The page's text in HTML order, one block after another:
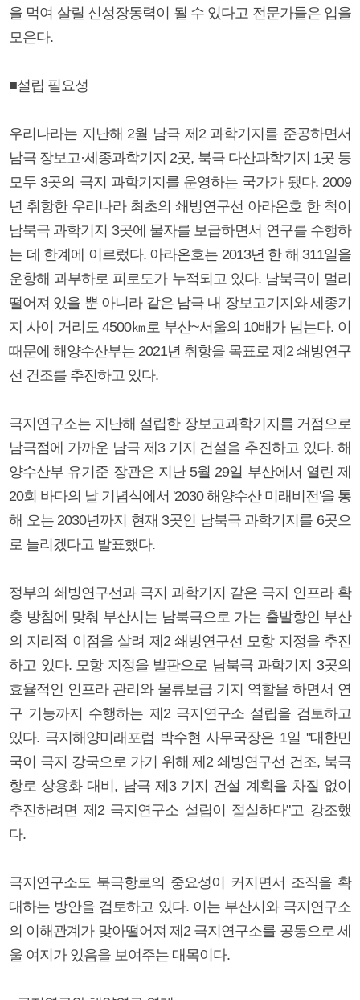
을 먹여 살릴 신성장동력이 될 수 있다고 전문가들은 입을
모은다.
■설립 필요성
우리나라는 지난해 2월 남극 제2 과학기지를 준공하면서
남극 장보고·세종과학기지 2곳, 북극 다산과학기지 1곳 등
모두 3곳의 극지 과학기지를 운영하는 국가가 됐다. 2009
년 취항한 우리나라 최초의 쇄빙연구선 아라온호 한 척이
남북극 과학기지 3곳에 물자를 보급하면서 연구를 수행하
는 데 한계에 이르렀다. 아라온호는 2013년 한 해 311일을
운항해 과부하로 피로도가 누적되고 있다. 남북극이 멀리
떨어져 있을 뿐 아니라 같은 남극 내 장보고기지와 세종기
지 사이 거리도 4500㎞로 부산~서울의 10배가 넘는다. 이
때문에 해양수산부는 2021년 취항을 목표로 제2 쇄빙연구
선 건조를 추진하고 있다.
극지연구소는 지난해 설립한 장보고과학기지를 거점으로
남극점에 가까운 남극 제3 기지 건설을 추진하고 있다. 해
양수산부 유기준 장관은 지난 5월 29일 부산에서 열린 제
20회 바다의 날 기념식에서 '2030 해양수산 미래비전'을 통
해 오는 2030년까지 현재 3곳인 남북극 과학기지를 6곳으
로 늘리겠다고 발표했다.
정부의 쇄빙연구선과 극지 과학기지 같은 극지 인프라 확
충 방침에 맞춰 부산시는 남북극으로 가는 출발항인 부산
의 지리적 이점을 살려 제2 쇄빙연구선 모항 지정을 추진
하고 있다. 모항 지정을 발판으로 남북극 과학기지 3곳의
효율적인 인프라 관리와 물류보급 기지 역할을 하면서 연
구 기능까지 수행하는 제2 극지연구소 설립을 검토하고
있다. 극지해양미래포럼 박수현 사무국장은 1일 "대한민
국이 극지 강국으로 가기 위해 제2 쇄빙연구선 건조, 북극
항로 상용화 대비, 남극 제3 기지 건설 계획을 차질 없이
추진하려면 제2 극지연구소 설립이 절실하다"고 강조했
다.
극지연구소도 북극항로의 중요성이 커지면서 조직을 확
대하는 방안을 검토하고 있다. 이는 부산시와 극지연구소
의 이해관계가 맞아떨어져 제2 극지연구소를 공동으로 세
울 여지가 있음을 보여주는 대목이다.